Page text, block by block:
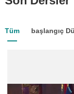
Son Dersler
Tüm